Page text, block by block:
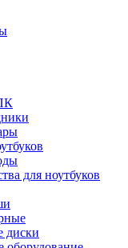
для ноутбуков
диски